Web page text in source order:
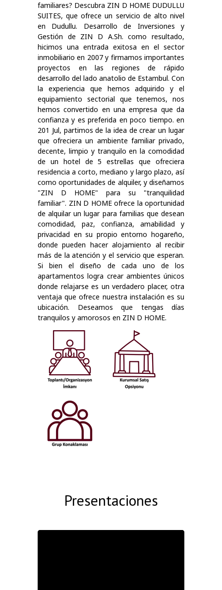
familiares? Descubra ZIN D HOME DUDULLU
SUITES, que ofrece un servicio de alto nivel
en Dudullu. Desarrollo de Inversiones y
Gestión de ZIN D A.Sh. como resultado,
hicimos una entrada exitosa en el sector
inmobiliario en 2007 y firmamos importantes
proyectos en las regiones de rápido
desarrollo del lado anatolio de Estambul. Con
la experiencia que hemos adquirido y el
equipamiento sectorial que tenemos, nos
hemos convertido en una empresa que da
confianza y es preferida en poco tiempo. en
201 Jul, partimos de la idea de crear un lugar
que ofreciera un ambiente familiar privado,
decente, limpio y tranquilo en la comodidad
de un hotel de 5 estrellas que ofreciera
residencia a corto, mediano y largo plazo, así
como oportunidades de alquiler, y diseñamos
"ZIN D HOME" para su "tranquilidad
familiar". ZIN D HOME ofrece la oportunidad
de alquilar un lugar para familias que desean
comodidad, paz, confianza, amabilidad y
privacidad en su propio entorno hogareño,
donde pueden hacer alojamiento al recibir
más de la atención y el servicio que esperan.
Si bien el diseño de cada uno de los
apartamentos logra crear ambientes únicos
donde relajarse es un verdadero placer, otra
ventaja que ofrece nuestra instalación es su
ubicación. Deseamos que tengas días
tranquilos y amorosos en ZIN D HOME.
Presentaciones